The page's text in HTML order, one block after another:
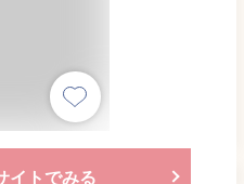
イトでみる